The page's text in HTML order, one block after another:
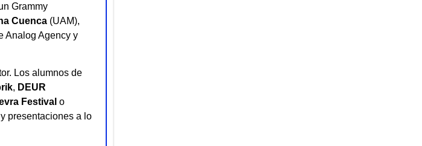
Grammy
Cuenca (UAM),
Analog Agency y
Los alumnos de
, DEUR
Festival o
presentaciones a lo